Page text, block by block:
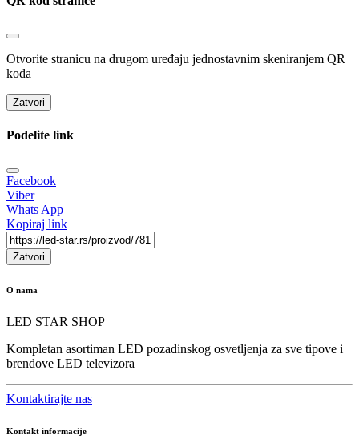
Otvorite stranicu na drugom uređaju jednostavnim skeniranjem QR
koda
Zatvori
Podelite link
Facebook
Viber
Whats App
Kopiraj link
Zatvori
O nama
LED STAR SHOP
Kompletan asortiman LED pozadinskog osvetljenja za sve tipove i
brendove LED televizora
Kontaktirajte nas
Kontakt informacije